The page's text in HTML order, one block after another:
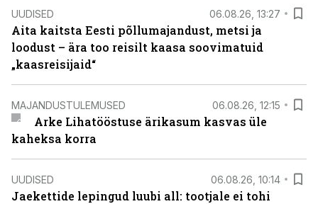
UUDISED 06.08.26, 13:27
Aita kaitsta Eesti põllumajandust, metsi ja
loodust – ära too reisilt kaasa soovimatuid
„kaasreisijaid“
MAJANDUSTULEMUSED 06.08.26, 12:15
Arke Lihatööstuse ärikasum kasvas üle
kaheksa korra
UUDISED 06.08.26, 10:14
Jaekettide lepingud luubi all: tootjale ei tohi